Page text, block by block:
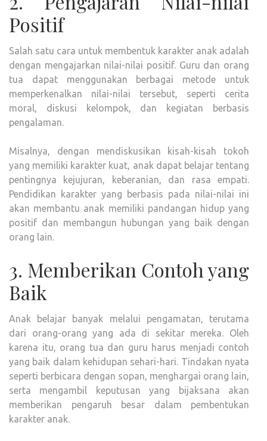
Positif
Salah satu cara untuk membentuk karakter anak adalah
dengan mengajarkan nilai-nilai positif. Guru dan orang
tua dapat menggunakan berbagai metode untuk
memperkenalkan nilai-nilai tersebut, seperti cerita
moral, diskusi kelompok, dan kegiatan berbasis
pengalaman.
Misalnya, dengan mendiskusikan kisah-kisah tokoh
yang memiliki karakter kuat, anak dapat belajar tentang
pentingnya kejujuran, keberanian, dan rasa empati.
Pendidikan karakter yang berbasis pada nilai-nilai ini
akan membantu anak memiliki pandangan hidup yang
positif dan membangun hubungan yang baik dengan
orang lain.
3. Memberikan Contoh yang
Baik
Anak belajar banyak melalui pengamatan, terutama
dari orang-orang yang ada di sekitar mereka. Oleh
karena itu, orang tua dan guru harus menjadi contoh
yang baik dalam kehidupan sehari-hari. Tindakan nyata
seperti berbicara dengan sopan, menghargai orang lain,
serta mengambil keputusan yang bijaksana akan
memberikan pengaruh besar dalam pembentukan
karakter anak.